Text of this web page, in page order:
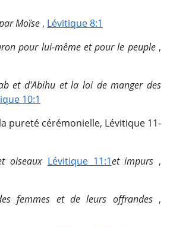
Moïse , Lévitique 8:1
pour lui-même et pour le peuple,
et d'Abihu et la loi de manger des
10:1
pureté cérémonielle, Lévitique 11-
oiseaux Lévitique 11:1et impurs ,
femmes et de leurs offrandes,